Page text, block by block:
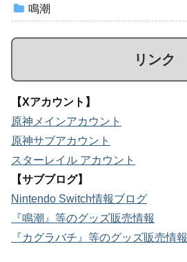
鳴潮
リンク
【Xアカウント】
原神メインアカウント
原神サブアカウント
スターレイル アカウント
【サブブログ】
Nintendo Switch情報ブログ
『鳴潮』等のグッズ販売情報
『カグラバチ』等のグッズ販売情報